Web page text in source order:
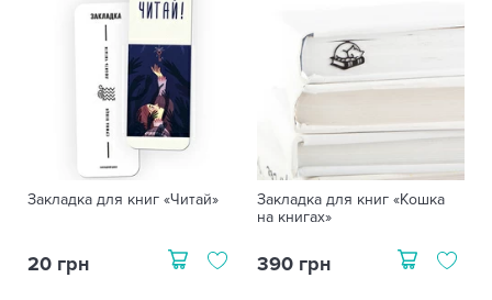
Закладка для книг «Читай»
20 грн
Закладка для книг «Кошка
на книгах»
390 грн